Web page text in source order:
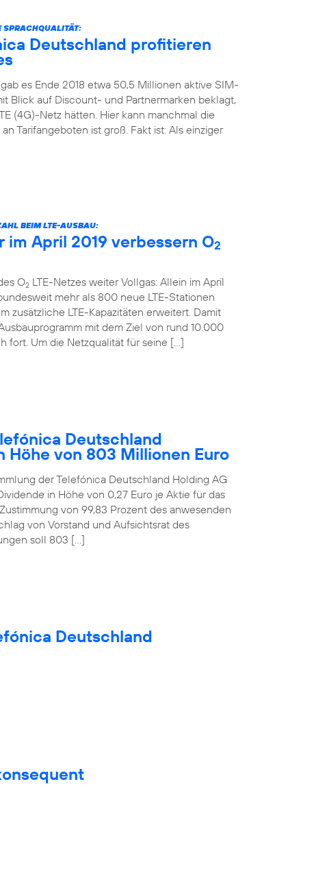
SPRACHQUALITÄT:
Deutschland profitieren
es Ende 2018 etwa 50,5 Millionen aktive SIM-
Blick auf Discount- und Partnermarken beklagt,
(4G)-Netz hätten. Hier kann manchmal die
Tarifangeboten ist groß. Fakt ist: Als einziger
BEIM LTE-AUSBAU:
im April 2019 verbessern O2
O2 LTE-Netzes weiter Vollgas: Allein im April
mehr als 800 neue LTE-Stationen
zusätzliche LTE-Kapazitäten erweitert. Damit
mit dem Ziel von rund 10.000
fort. Um die Netzqualität für seine […]
Deutschland
von 803 Millionen Euro
der Telefónica Deutschland Holding AG
in Höhe von 0,27 Euro je Aktie für das
von 99,83 Prozent des anwesenden
von Vorstand und Aufsichtsrat des
soll 803 […]
Deutschland